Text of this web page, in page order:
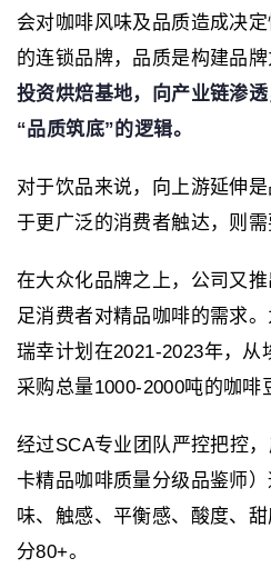
会对咖啡风味及品质造成决
的连锁品牌，品质是构建品牌
投资烘焙基地，向产业链渗
“品质筑底”的逻辑。
对于饮品来说，向上游延伸
于更广泛的消费者触达，则需
在大众化品牌之上，公司又
足消费者对精品咖啡的需求
瑞幸计划在2021-2023年，从
采购总量1000-2000吨的咖啡
经过SCA专业团队严控把控
卡精品咖啡质量分级品鉴师
味、触感、平衡感、酸度、
分80+。